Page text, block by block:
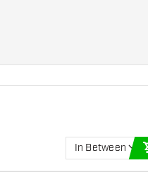
In Between